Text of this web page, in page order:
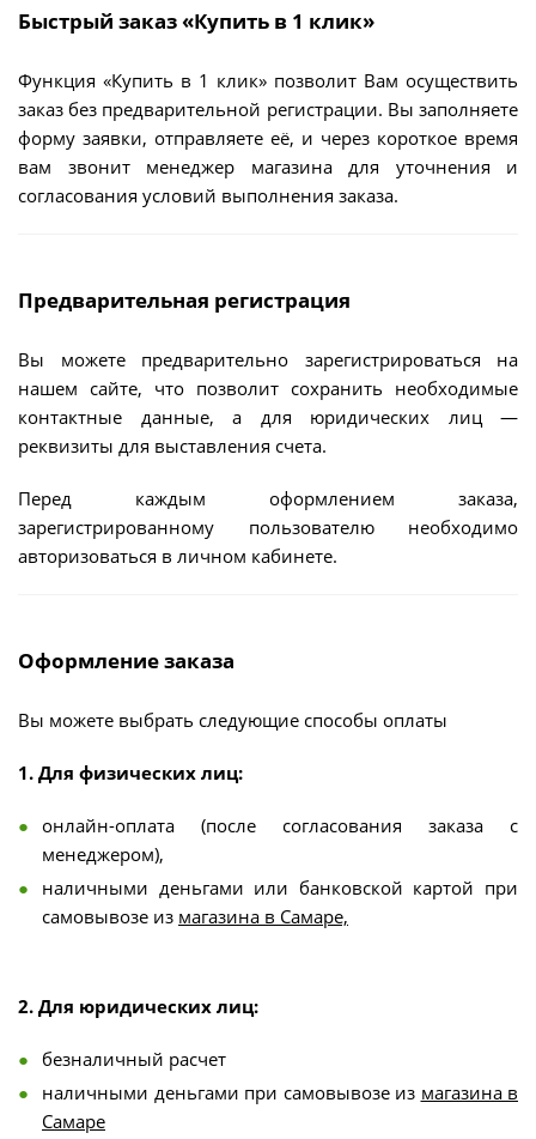
Быстрый заказ «Купить в 1 клик»
Функция «Купить в 1 клик» позволит Вам осуществить
заказ без предварительной регистрации. Вы заполняете
форму заявки, отправляете её, и через короткое время
вам звонит менеджер магазина для уточнения и
согласования условий выполнения заказа.
Предварительная регистрация
Вы можете предварительно зарегистрироваться на
нашем сайте, что позволит сохранить необходимые
контактные данные, а для юридических лиц —
реквизиты для выставления счета.
Перед каждым оформлением заказа,
зарегистрированному пользователю необходимо
авторизоваться в личном кабинете.
Оформление заказа
Вы можете выбрать следующие способы оплаты
1. Для физических лиц:
онлайн-оплата (после согласования заказа с
менеджером),
наличными деньгами или банковской картой при
самовывозе из магазина в Самаре,
2. Для юридических лиц:
безналичный расчет
наличными деньгами при самовывозе из магазина в
Самаре